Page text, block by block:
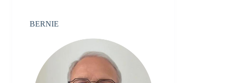
BERNIE